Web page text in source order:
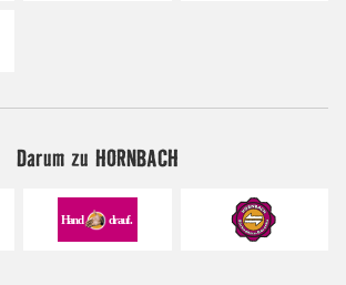
Darum zu HORNBACH